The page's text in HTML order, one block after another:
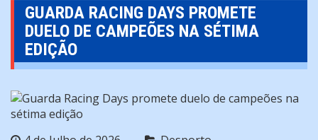
GUARDA RACING DAYS PROMETE
DUELO DE CAMPEÕES NA SÉTIMA
EDIÇÃO